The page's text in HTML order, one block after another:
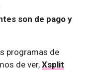
son de pago y
programas de
de ver, Xsplit